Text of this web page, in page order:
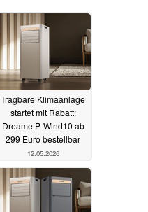
Tragbare Klimaanlage
startet mit Rabatt:
Dreame P-Wind10 ab
299 Euro bestellbar
12.05.2026